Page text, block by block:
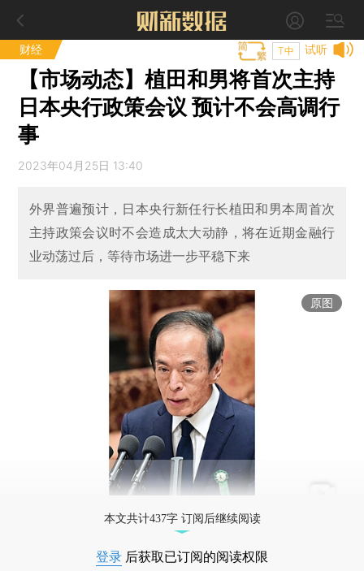
财经 试听
T中
【市场动态】植田和男将首次主持
日本央行政策会议 预计不会高调行
事
2023年04月25日 13:40
外界普遍预计，日本央行新任行长植田和男本周首次
主持政策会议时不会造成太大动静，将在近期金融行
业动荡过后，等待市场进一步平稳下来
原图
本文共计437字 订阅后继续阅读
登录 后获取已订阅的阅读权限